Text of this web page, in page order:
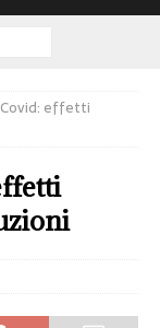
Covid: effetti